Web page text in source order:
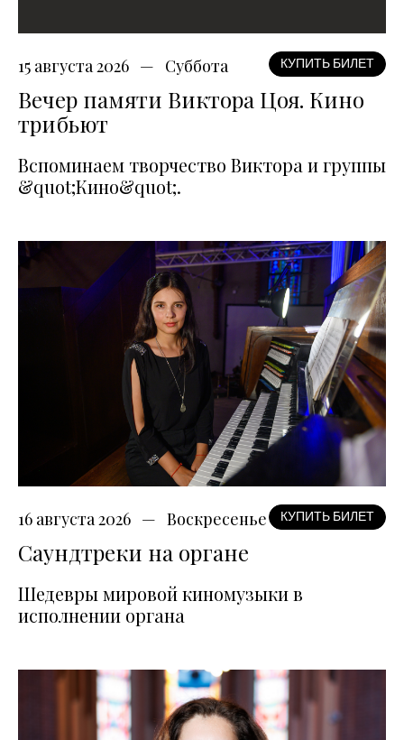
15 августа 2026 Суббота КУПИТЬ БИЛЕТ
Вечер памяти Виктора Цоя. Кино
трибьют
Вспоминаем творчество Виктора и группы
&quot;Кино&quot;.
16 августа 2026 Воскресенье КУПИТЬ БИЛЕТ
Саундтреки на органе
Шедевры мировой киномузыки в
исполнении органа